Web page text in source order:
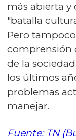
más abierta y
"batalla
Pero
comprensión
de la
los últimos
problemas
manejar.
Fuente: TN